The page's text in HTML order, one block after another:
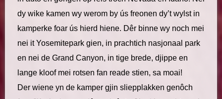
dy wike kamen wy werom by ús freonen dy’t wylst in
kamperke foar ús hierd hiene. Dêr binne wy noch mei
nei it Yosemitepark gien, in prachtich nasjonaal park
en nei de Grand Canyon, in tige brede, djippe en
lange kloof mei rotsen fan reade stien, sa moai!
Der wiene yn de kamper gjin sliepplakken genôch